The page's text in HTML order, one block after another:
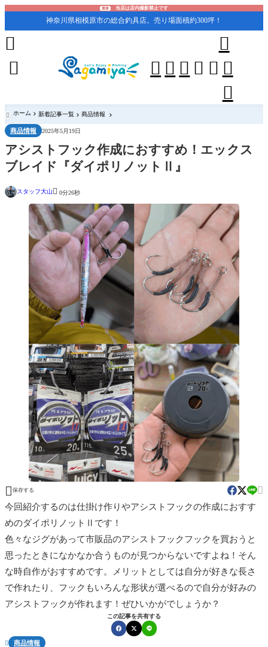
重要 当店は店内撮影禁止です
神奈川県相模原市の総合釣具店。売り場面積約300坪！
    





 ホーム 新着記事一覧 商品情報
商品情報 2025年5月19日
アシストフック作成におすすめ！エックス
ブレイド『ダイポリノットⅡ』
スタッフ大山 0分26秒
 保存する 
今回紹介するのは仕掛け作りやアシストフックの作成におすす
めのダイポリノットⅡです！
色々なジグがあって市販品のアシストフックフックを買おうと
思ったときになかなか合うものが見つからないですよね！そん
な時自作がおすすめです。メリットとしては自分が好きな長さ
で作れたり、フックもいろんな形状が選べるので自分が好みの
アシストフックが作れます！ぜひいかがでしょうか？
この記事を共有する
 商品情報